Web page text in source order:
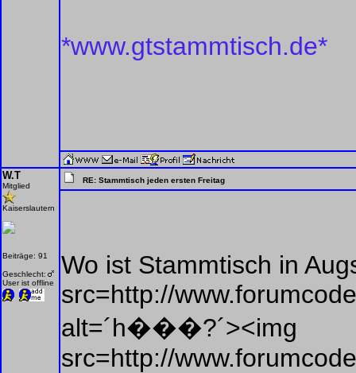
*www.gtstammtisch.de*
W.T
Mitglied
Kaiserslautern
Beiträge: 91
Geschlecht:
User ist offline
RE: Stammtisch jeden ersten Freitag
Wo ist Stammtisch in
src=http://
alt=´h���?´><img
src=http://